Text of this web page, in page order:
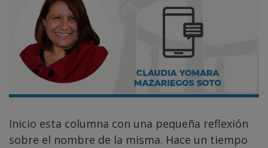
Inicio esta columna con una pequeña reflexión
sobre el nombre de la misma. Hace un tiempo